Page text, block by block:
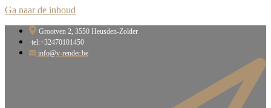
Ga naar de inhoud
Grootven 2, 3550 Heusden-Zolder​
tel:+32470101450
info@v-render.be